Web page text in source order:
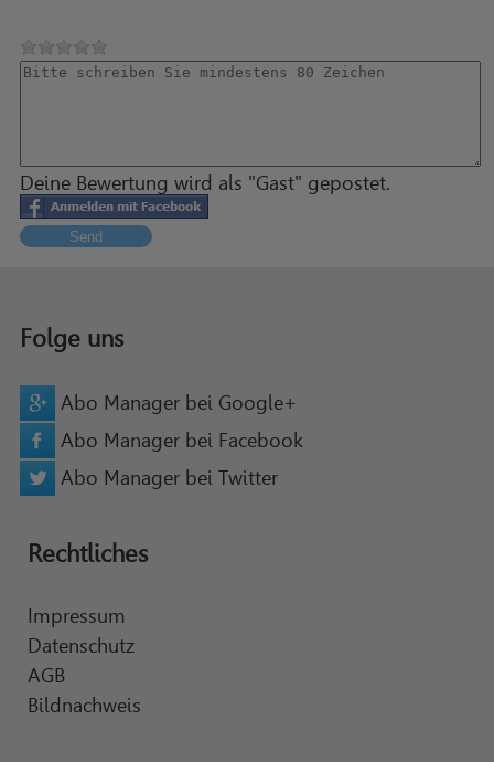
Deine Bewertung wird als "Gast" gepostet.
Send
Folge uns
Abo Manager bei Google+
Abo Manager bei Facebook
Abo Manager bei Twitter
Rechtliches
Impressum
Datenschutz
AGB
Bildnachweis